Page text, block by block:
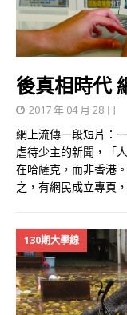
後真相時代
2017 年 04 月 28 日
網上流傳一段短片：
虐待少主的新聞，「
在哈薩克，而非香港
之，有網民成立專頁
130期大學線